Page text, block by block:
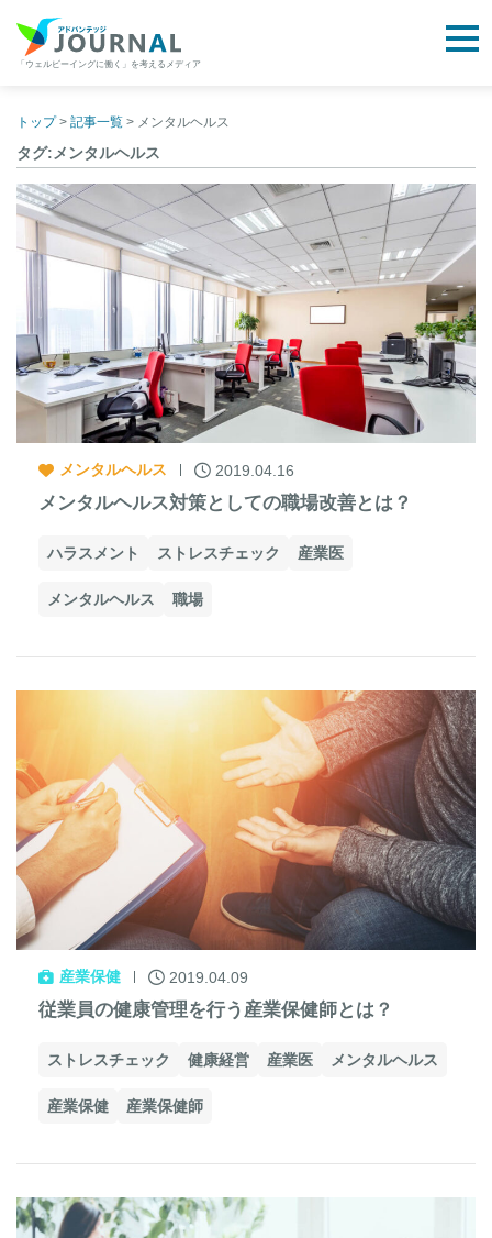
content
「ウェルビーイングに働く」を考えるメディア
トップ> 記事一覧 > メンタルヘルス
タグ:メンタルヘルス
メンタルヘルス 2019.04.16
メンタルヘルス対策としての職場改善とは？
ハラスメント ストレスチェック 産業医
メンタルヘルス 職場
産業保健 2019.04.09
従業員の健康管理を行う産業保健師とは？
ストレスチェック 健康経営 産業医 メンタルヘルス
産業保健 産業保健師